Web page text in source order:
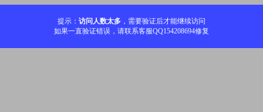
提示： 访问人数太多 ，需要验证后才能继续访问
如果一直验证错误，请联系客服QQ154208694修复